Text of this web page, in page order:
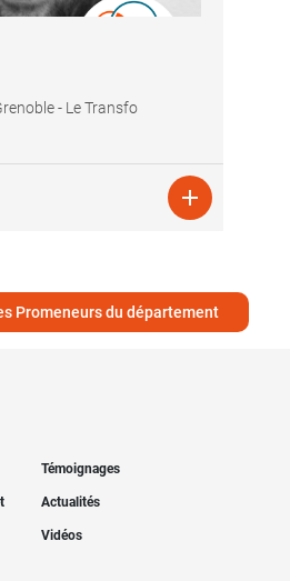
- Le Transfo

Promeneurs du département
Témoignages
Actualités
Vidéos